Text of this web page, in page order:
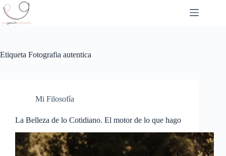
Saltar
al
contenido
Etiqueta Fotografia autentica
Mi Filosofía
La Belleza de lo Cotidiano. El motor de lo que hago